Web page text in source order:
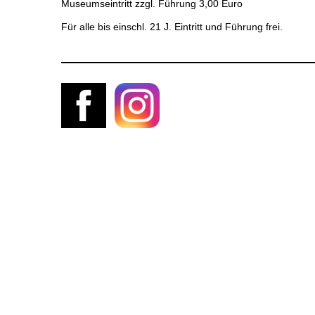
Museumseintritt zzgl. Führung 3,00 Euro
Für alle bis einschl. 21 J. Eintritt und Führung frei.